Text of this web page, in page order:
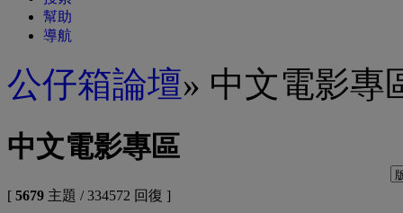
幫助
導航
公仔箱論壇» 中文電影專
中文電影專區
[ 5679 主題 / 334572 回復 ]